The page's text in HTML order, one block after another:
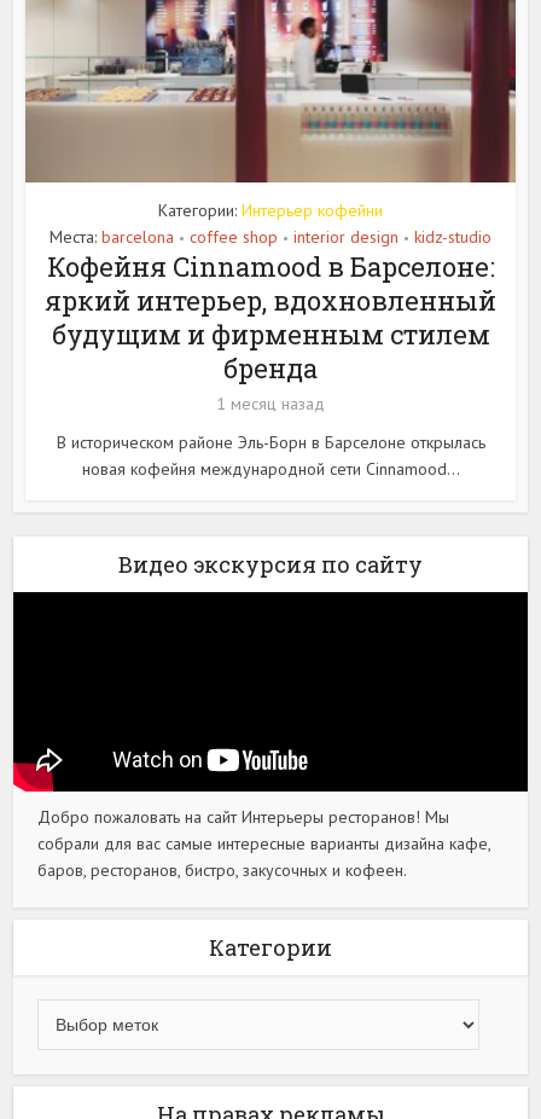
Категории: Интерьер кофейни
Места: barcelona • coffee shop • interior design • kidz-studio
Кофейня Cinnamood в Барселоне:
яркий интерьер, вдохновленный
будущим и фирменным стилем
бренда
1 месяц назад
В историческом районе Эль-Борн в Барселоне открылась
новая кофейня международной сети Cinnamood...
Видео экскурсия по сайту
Добро пожаловать на сайт Интерьеры ресторанов! Мы
собрали для вас самые интересные варианты дизайна кафе,
баров, ресторанов, бистро, закусочных и кофеен.
Категории